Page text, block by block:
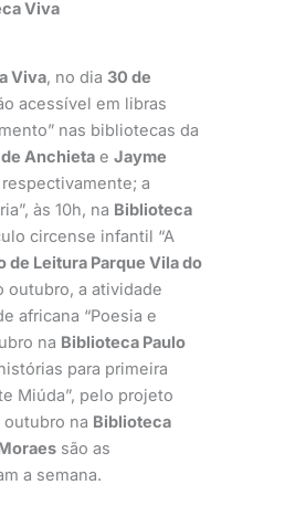
Viva
Viva, no dia 30 de
acessível em libras
nas bibliotecas da
Anchieta e Jayme
a
às 10h, na Biblioteca
circense infantil “A
de Leitura Parque Vila do
outubro, a atividade
africana “Poesia e
na Biblioteca Paulo
para primeira
Miúda”, pelo projeto
na Biblioteca
são as
a semana.